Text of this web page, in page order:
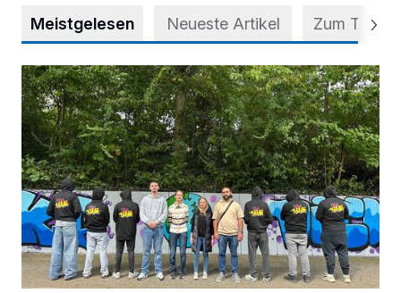
Meistgelesen Neueste Artikel Zum Thema
Aus Grau wird Haltung